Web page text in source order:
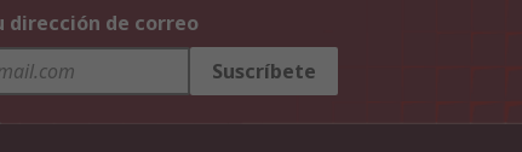
de correo
Suscríbete